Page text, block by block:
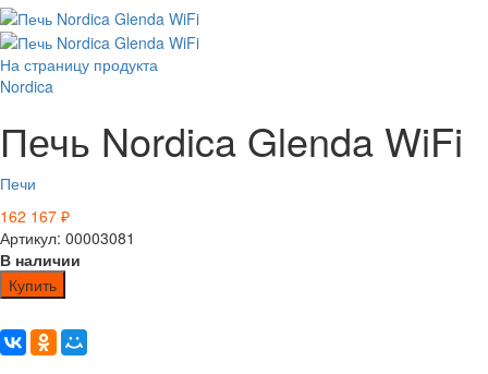
На страницу продукта
Nordica
Печь Nordica Glenda WiFi
Печи
162 167 ₽
Артикул: 00003081
В наличии
Купить